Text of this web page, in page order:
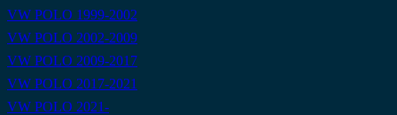
VW POLO 1999-2002
VW POLO 2002-2009
VW POLO 2009-2017
VW POLO 2017-2021
VW POLO 2021-